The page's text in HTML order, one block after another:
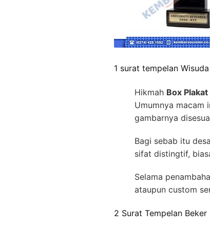
1 surat tempelan Wisuda
Hikmah Box Plakat
Umumnya macam
gambarnya
Bagi sebab itu
sifat distingtif,
Selama
ataupun custom
2 Surat Tempelan Beker